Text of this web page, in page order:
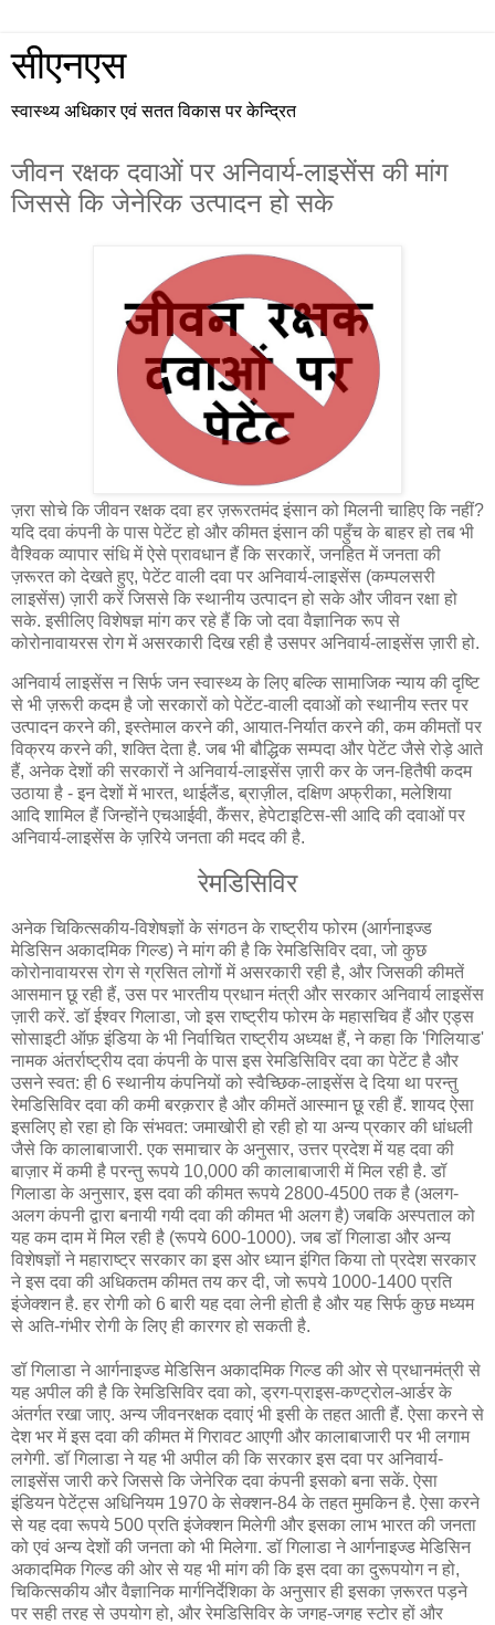
सीएनएस
स्वास्थ्य अधिकार एवं सतत विकास पर केन्द्रित
जीवन रक्षक दवाओं पर अनिवार्य-लाइसेंस की मांग
जिससे कि जेनेरिक उत्पादन हो सके
ज़रा सोचे कि जीवन रक्षक दवा हर ज़रूरतमंद इंसान को मिलनी चाहिए कि नहीं?
यदि दवा कंपनी के पास पेटेंट हो और कीमत इंसान की पहुँच के बाहर हो तब भी
वैश्विक व्यापार संधि में ऐसे प्रावधान हैं कि सरकारें, जनहित में जनता की
ज़रूरत को देखते हुए, पेटेंट वाली दवा पर अनिवार्य-लाइसेंस (कम्पलसरी
लाइसेंस) ज़ारी करें जिससे कि स्थानीय उत्पादन हो सके और जीवन रक्षा हो
सके. इसीलिए विशेषज्ञ मांग कर रहे हैं कि जो दवा वैज्ञानिक रूप से
कोरोनावायरस रोग में असरकारी दिख रही है उसपर अनिवार्य-लाइसेंस ज़ारी हो.
अनिवार्य लाइसेंस न सिर्फ जन स्वास्थ्य के लिए बल्कि सामाजिक न्याय की दृष्टि
से भी ज़रूरी कदम है जो सरकारों को पेटेंट-वाली दवाओं को स्थानीय स्तर पर
उत्पादन करने की, इस्तेमाल करने की, आयात-निर्यात करने की, कम कीमतों पर
विक्रय करने की, शक्ति देता है. जब भी बौद्धिक सम्पदा और पेटेंट जैसे रोड़े आते
हैं, अनेक देशों की सरकारों ने अनिवार्य-लाइसेंस ज़ारी कर के जन-हितैषी कदम
उठाया है - इन देशों में भारत, थाईलैंड, ब्राज़ील, दक्षिण अफ्रीका, मलेशिया
आदि शामिल हैं जिन्होंने एचआईवी, कैंसर, हेपेटाइटिस-सी आदि की दवाओं पर
अनिवार्य-लाइसेंस के ज़रिये जनता की मदद की है.
रेमडिसिविर
अनेक चिकित्सकीय-विशेषज्ञों के संगठन के राष्ट्रीय फोरम (आर्गनाइज्ड
मेडिसिन अकादमिक गिल्ड) ने मांग की है कि रेमडिसिविर दवा, जो कुछ
कोरोनावायरस रोग से ग्रसित लोगों में असरकारी रही है, और जिसकी कीमतें
आसमान छू रही हैं, उस पर भारतीय प्रधान मंत्री और सरकार अनिवार्य लाइसेंस
ज़ारी करें. डॉ ईश्वर गिलाडा, जो इस राष्ट्रीय फोरम के महासचिव हैं और एड्स
सोसाइटी ऑफ़ इंडिया के भी निर्वाचित राष्ट्रीय अध्यक्ष हैं, ने कहा कि 'गिलियाड'
नामक अंतर्राष्ट्रीय दवा कंपनी के पास इस रेमडिसिविर दवा का पेटेंट है और
उसने स्वत: ही 6 स्थानीय कंपनियों को स्वैच्छिक-लाइसेंस दे दिया था परन्तु
रेमडिसिविर दवा की कमी बरक़रार है और कीमतें आस्मान छू रही हैं. शायद ऐसा
इसलिए हो रहा हो कि संभवत: जमाखोरी हो रही हो या अन्य प्रकार की धांधली
जैसे कि कालाबाजारी. एक समाचार के अनुसार, उत्तर प्रदेश में यह दवा की
बाज़ार में कमी है परन्तु रूपये 10,000 की कालाबाजारी में मिल रही है. डॉ
गिलाडा के अनुसार, इस दवा की कीमत रूपये 2800-4500 तक है (अलग-
अलग कंपनी द्वारा बनायी गयी दवा की कीमत भी अलग है) जबकि अस्पताल को
यह कम दाम में मिल रही है (रूपये 600-1000). जब डॉ गिलाडा और अन्य
विशेषज्ञों ने महाराष्ट्र सरकार का इस ओर ध्यान इंगित किया तो प्रदेश सरकार
ने इस दवा की अधिकतम कीमत तय कर दी, जो रूपये 1000-1400 प्रति
इंजेक्शन है. हर रोगी को 6 बारी यह दवा लेनी होती है और यह सिर्फ कुछ मध्यम
से अति-गंभीर रोगी के लिए ही कारगर हो सकती है.
डॉ गिलाडा ने आर्गनाइज्ड मेडिसिन अकादमिक गिल्ड की ओर से प्रधानमंत्री से
यह अपील की है कि रेमडिसिविर दवा को, ड्रग-प्राइस-कण्ट्रोल-आर्डर के
अंतर्गत रखा जाए. अन्य जीवनरक्षक दवाएं भी इसी के तहत आती हैं. ऐसा करने से
देश भर में इस दवा की कीमत में गिरावट आएगी और कालाबाजारी पर भी लगाम
लगेगी. डॉ गिलाडा ने यह भी अपील की कि सरकार इस दवा पर अनिवार्य-
लाइसेंस जारी करे जिससे कि जेनेरिक दवा कंपनी इसको बना सकें. ऐसा
इंडियन पेटेंट्स अधिनियम 1970 के सेक्शन-84 के तहत मुमकिन है. ऐसा करने
से यह दवा रूपये 500 प्रति इंजेक्शन मिलेगी और इसका लाभ भारत की जनता
को एवं अन्य देशों की जनता को भी मिलेगा. डॉ गिलाडा ने आर्गनाइज्ड मेडिसिन
अकादमिक गिल्ड की ओर से यह भी मांग की कि इस दवा का दुरूपयोग न हो,
चिकित्सकीय और वैज्ञानिक मार्गनिर्देशिका के अनुसार ही इसका ज़रूरत पड़ने
पर सही तरह से उपयोग हो, और रेमडिसिविर के जगह-जगह स्टोर हों और